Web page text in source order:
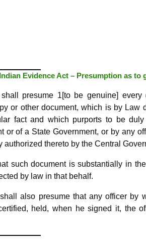
Evidence Act – Presumption as
presume 1[to be genuine]
or other document, which is by Law
fact and which purports to be
or of a State Government, or by any
authorized thereto by the Central
such document is substantially in
by law in that behalf.
also presume that any officer by
held, when he signed it, the